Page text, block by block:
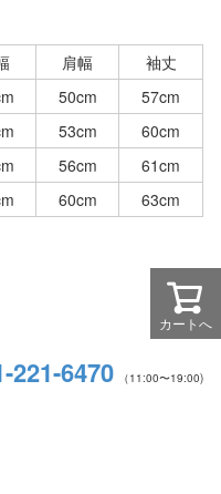
肩幅
袖丈
50cm
57cm
53cm
60cm
56cm
61cm
60cm 63cm
221-6470 （11:00〜19:00)
カートへ